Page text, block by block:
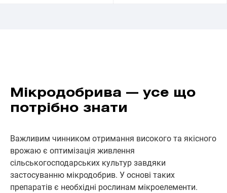
Мікродобрива — усе що
потрібно знати
Важливим чинником отримання високого та якісного
врожаю є оптимізація живлення
сільськогосподарських культур завдяки
застосуванню мікродобрив. У основі таких
препаратів є необхідні рослинам мікроелементи.